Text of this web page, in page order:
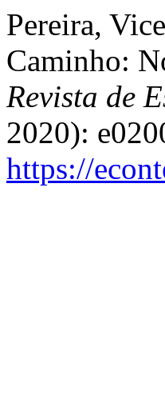
Pereira,
Caminho:
Revista de
2020):
https://